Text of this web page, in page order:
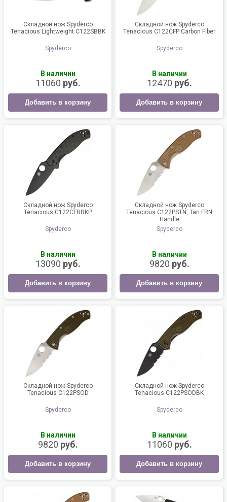
Складной нож Spyderco
Tenacious Lightweight C122SBBK
Spyderco
В наличии
11060 руб.
Добавить в корзину
Складной нож Spyderco
Tenacious C122CFP Carbon Fiber
Spyderco
В наличии
12470 руб.
Добавить в корзину
Складной нож Spyderco
Tenacious C122CFBBKP
Spyderco
В наличии
13090 руб.
Добавить в корзину
Складной нож Spyderco
Tenacious C122PSTN, Tan FRN
Handle
Spyderco
В наличии
9820 руб.
Добавить в корзину
Складной нож Spyderco
Tenacious C122PSOD
Spyderco
В наличии
9820 руб.
Добавить в корзину
Складной нож Spyderco
Tenacious C122PSODBK
Spyderco
В наличии
11060 руб.
Добавить в корзину